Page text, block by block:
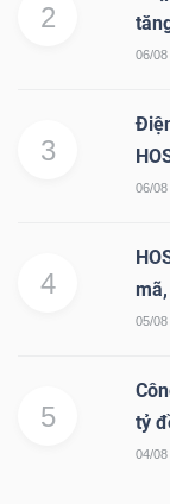
2
06/
3
06/
4
05/
5
tỷ
04/
YẾU
TIÊU